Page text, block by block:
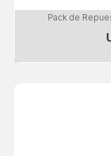
Pack de